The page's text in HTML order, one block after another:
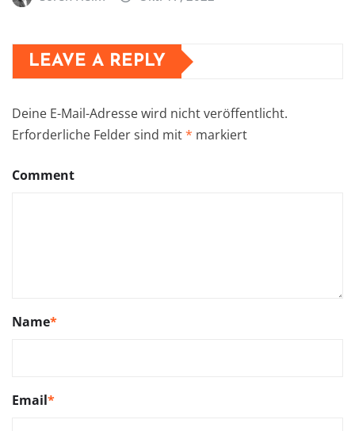
LEAVE A REPLY
Deine E-Mail-Adresse wird nicht veröffentlicht.
Erforderliche Felder sind mit* markiert
Comment
Name*
Email*